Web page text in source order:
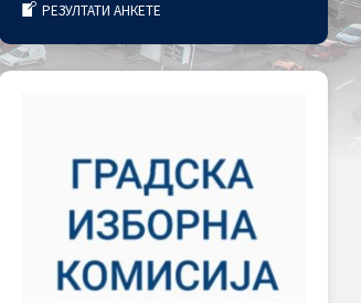
РЕЗУЛТАТИ АНКЕТЕ